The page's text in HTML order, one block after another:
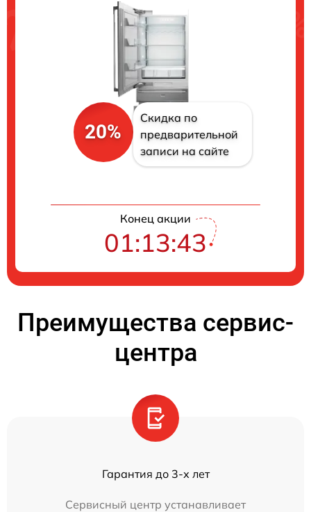
20%
Скидка по
предварительной
записи на сайте
Конец акции
01:13:43
Преимущества сервис-
центра
Гарантия до 3-х лет
Сервисный центр устанавливает